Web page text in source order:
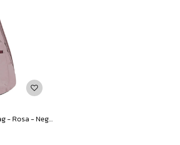
Mochila New Balance Sling Bag - Rosa - Negro